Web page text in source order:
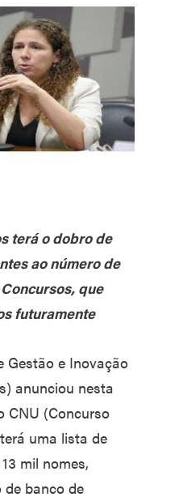
terá o dobro de
ao número de
que
futuramente
Gestão e Inovação
anunciou nesta
CNU (Concurso
uma lista de
mil nomes,
banco de